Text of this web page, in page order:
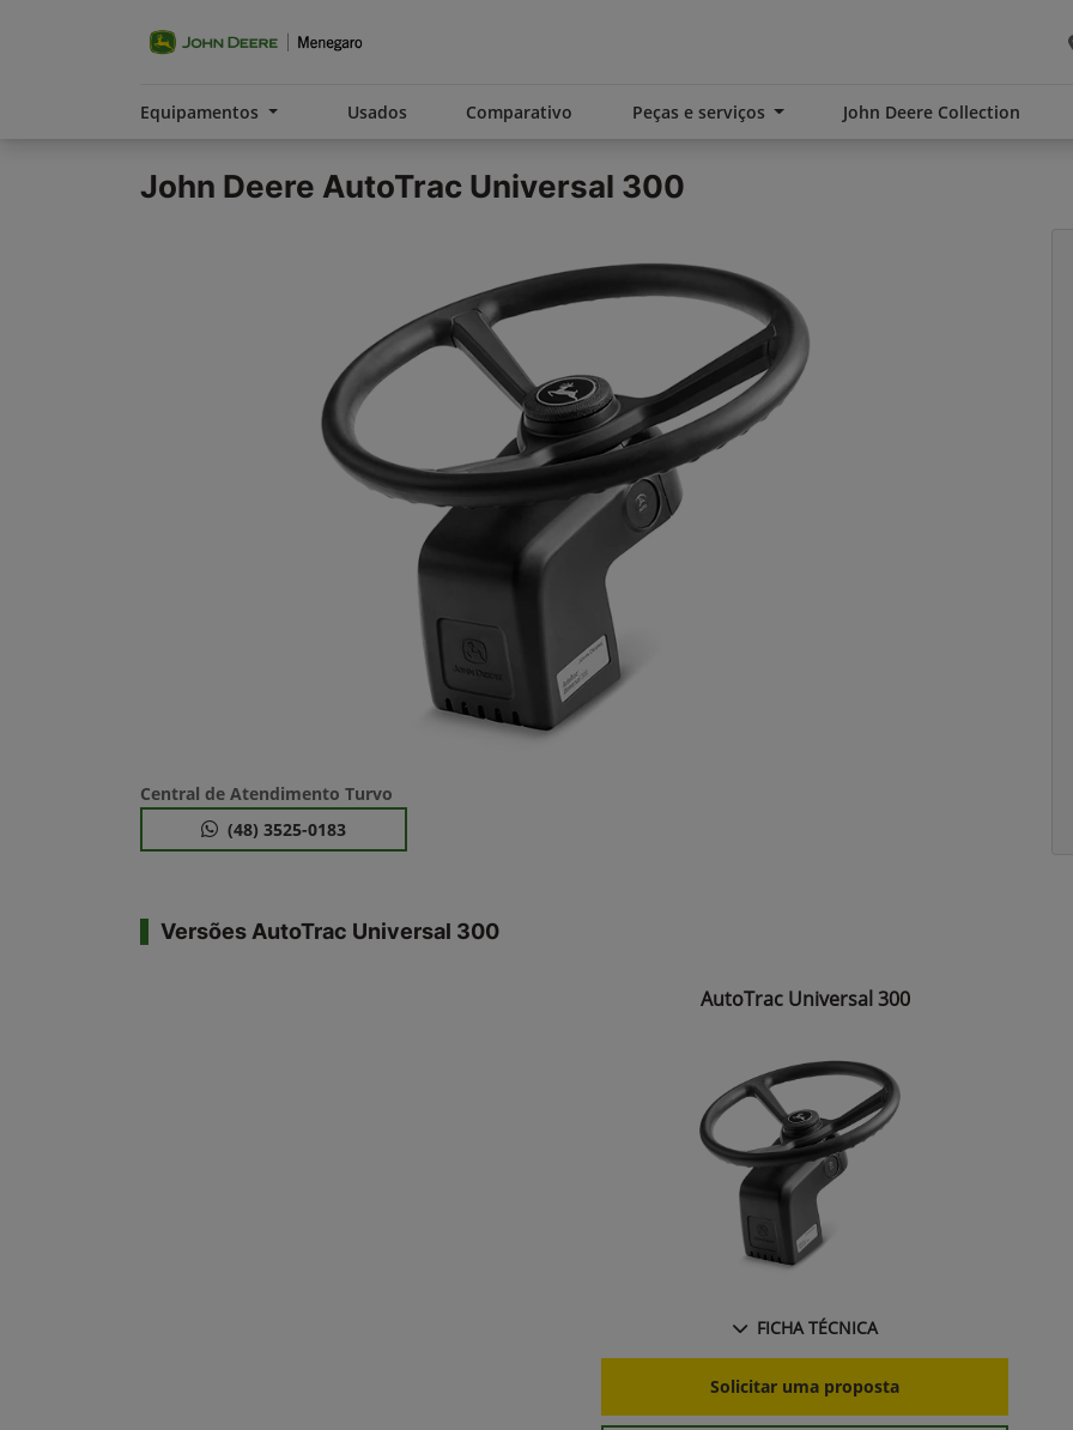
Equipamentos Usados Comparativo Peças e serviços John Deere Collection
John Deere AutoTrac Universal 300
Central de Atendimento Turvo
(48) 3525-0183
Versões AutoTrac Universal 300
AutoTrac Universal 300
FICHA TÉCNICA
Solicitar uma proposta